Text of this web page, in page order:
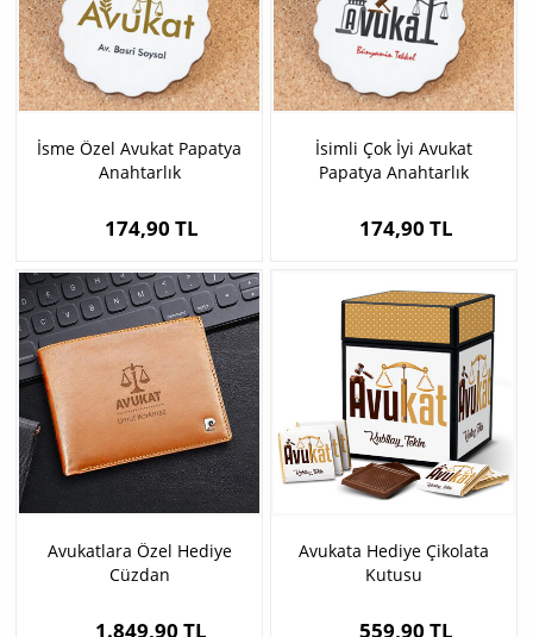
İsme Özel Avukat Papatya
Anahtarlık
174,90 TL
İsimli Çok İyi Avukat
Papatya Anahtarlık
174,90 TL
Avukatlara Özel Hediye
Cüzdan
1.849,90 TL
Avukata Hediye Çikolata
Kutusu
559,90 TL